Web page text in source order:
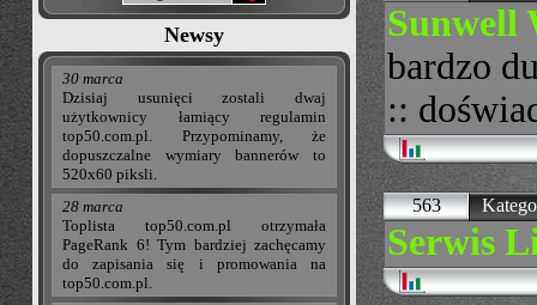
Newsy
30 marca
Dzisiaj usunięci zostali dwaj
użytkownicy łamiący regulamin
top50.com.pl. Przypominamy, że
dopuszczalne wymiary bannerów to
520x60 piksli.
28 marca
Toplista top50.com.pl otrzymała
PageRank 6! Tym bardziej zachęcamy
do zapisania się i promowania na
top50.com.pl.
Sunwell
bardzo
::
563
Serwis